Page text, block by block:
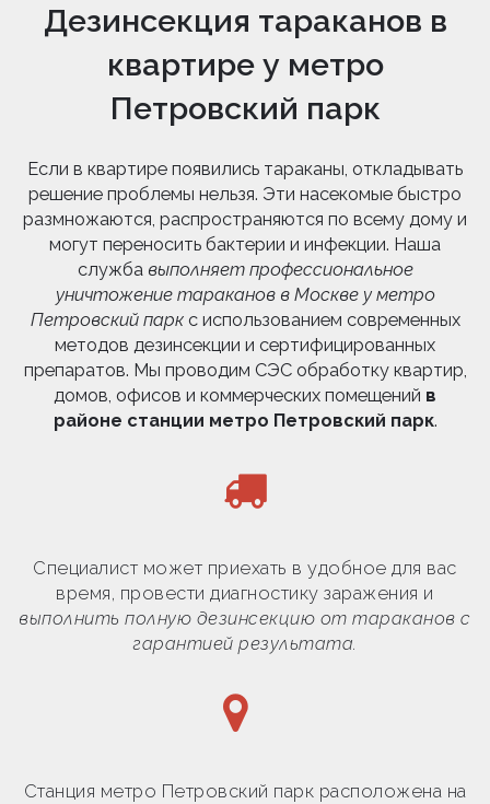
Дезинсекция тараканов в
квартире у метро
Петровский парк
Если в квартире появились тараканы, откладывать
решение проблемы нельзя. Эти насекомые быстро
размножаются, распространяются по всему дому и
могут переносить бактерии и инфекции. Наша
служба выполняет профессиональное
уничтожение тараканов в Москве у метро
Петровский паркс использованием современных
методов дезинсекции и сертифицированных
препаратов. Мы проводим СЭС обработку квартир,
домов, офисов и коммерческих помещений в
районе станции метро Петровский парк.
Специалист может приехать в удобное для вас
время, провести диагностику заражения и
выполнить полную дезинсекцию от тараканов с
гарантией результата.
Станция метро Петровский парк расположена на